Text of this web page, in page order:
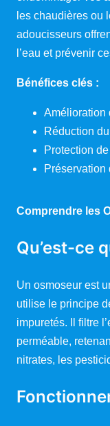
les chaudières ou
adoucisseurs
l’eau et prévenir
Bénéfices clés :
Amélioration
Réduction
Protection
Préservation
Comprendre les
Qu’est-ce
Un osmoseur est
utilise le principe
impuretés. Il filtre
perméable,
nitrates, les